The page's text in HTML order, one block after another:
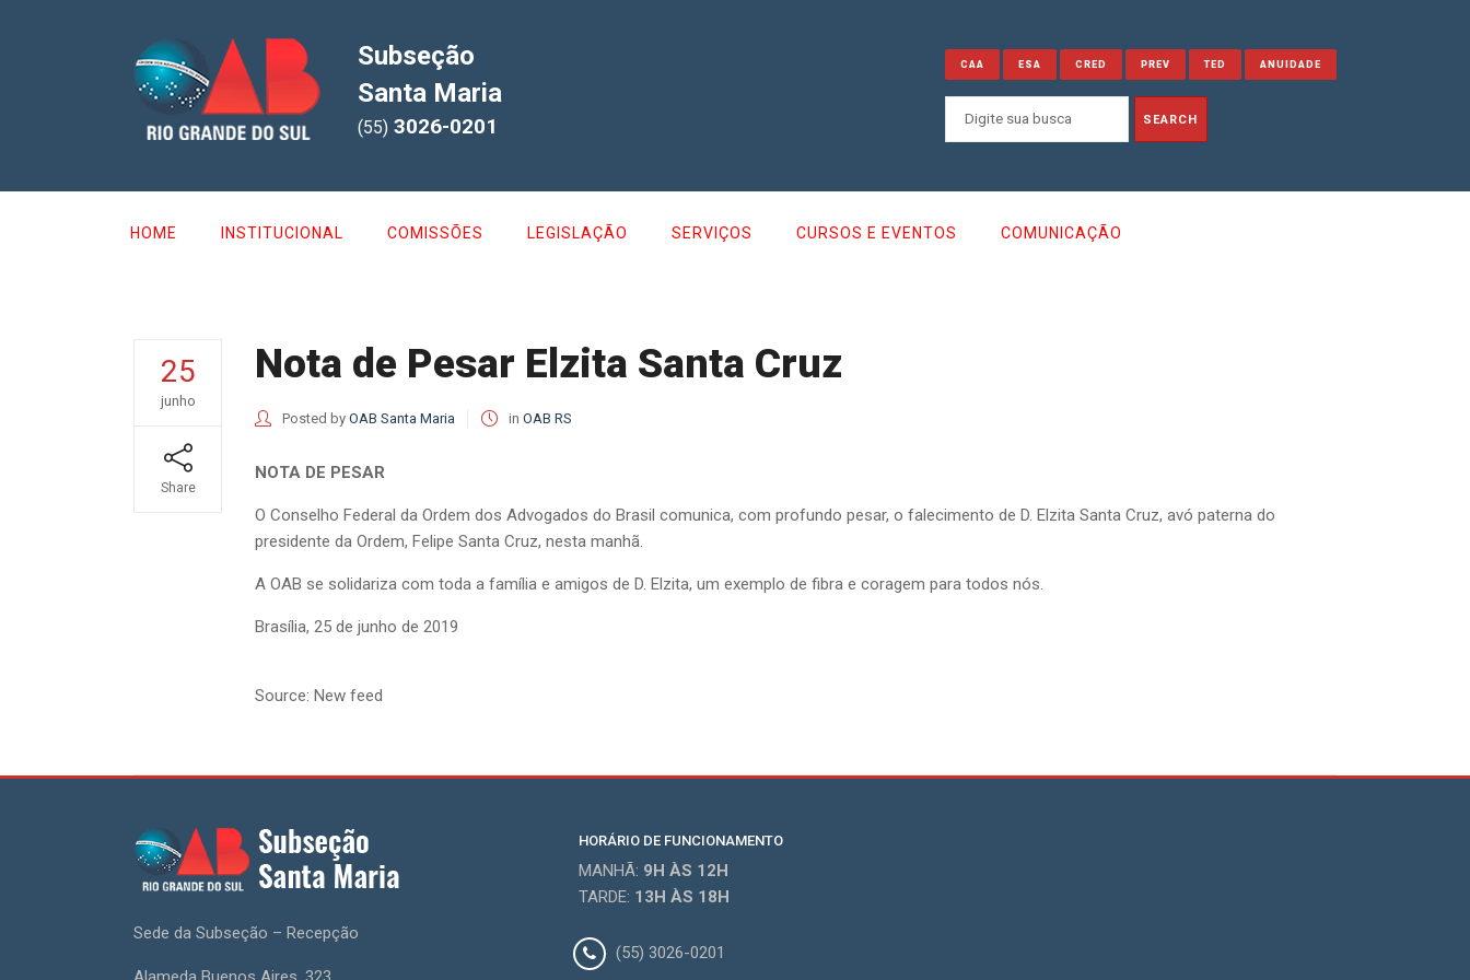
Subseção
Santa Maria
(55) 3026-0201
CAA ESA CRED PREV TED ANUIDADE
HOME INSTITUCIONAL COMISSÕES LEGISLAÇÃO SERVIÇOS CURSOS E EVENTOS COMUNICAÇÃO
25
junho
Share
Nota de Pesar Elzita Santa Cruz
Posted by OAB Santa Maria in OAB RS
NOTA DE PESAR
O Conselho Federal da Ordem dos Advogados do Brasil comunica, com profundo pesar, o falecimento de D. Elzita Santa Cruz, avó paterna do
presidente da Ordem, Felipe Santa Cruz, nesta manhã.
A OAB se solidariza com toda a família e amigos de D. Elzita, um exemplo de fibra e coragem para todos nós.
Brasília, 25 de junho de 2019
Source: New feed
Sede da Subseção – Recepção
HORÁRIO DE FUNCIONAMENTO
MANHÃ: 9H ÀS 12H
TARDE: 13H ÀS 18H
(55) 3026-0201